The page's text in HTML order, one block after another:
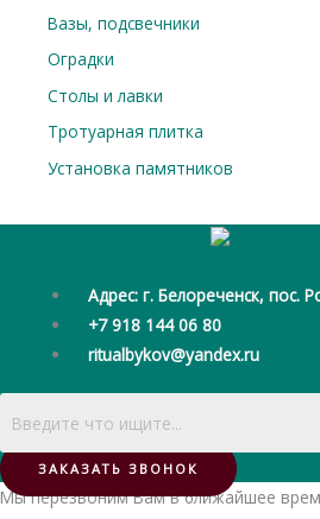
Вазы, подсвечники
Оградки
Столы и лавки
Тротуарная плитка
Установка памятников
Адрес: г. Белореченск, пос.
+7 918 144 06 80
ritualbykov@yandex.ru
ЗАКАЗАТЬ ЗВОНОК
Мы перезвоним Вам в ближайшее